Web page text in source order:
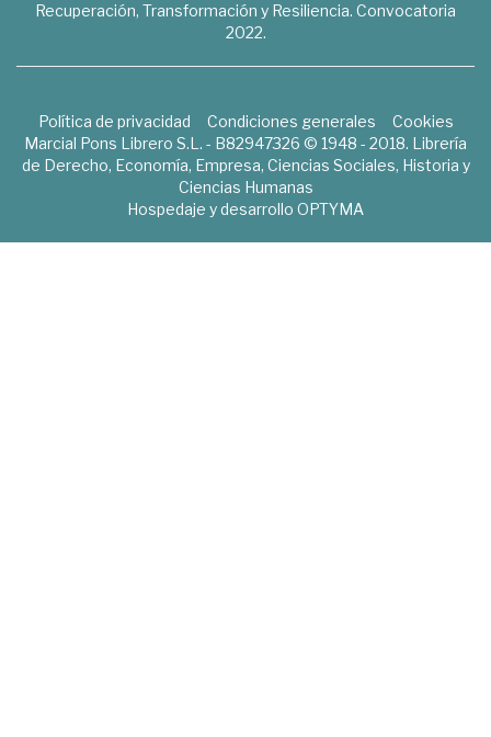
Recuperación, Transformación y Resiliencia. Convocatoria
2022.
Política de privacidad Condiciones generales
Cookies
Marcial Pons Librero S.L. - B82947326 © 1948 - 2018. Librería
de Derecho, Economía, Empresa, Ciencias Sociales, Historia y
Ciencias Humanas
Hospedaje y desarrollo OPTYMA